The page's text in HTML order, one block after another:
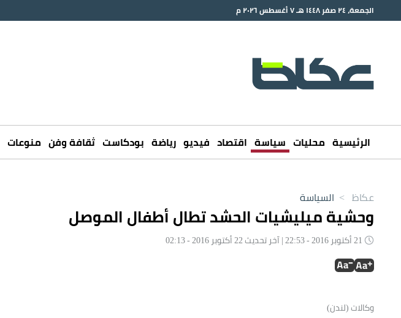
الجمعة، ٢٤ صفر ١٤٤٨ هـ ٧ أغسطس ٢٠٢٦ م
الرئيسية محليات سياسة اقتصاد فيديو رياضة بودكاست ثقافة وفن منوعات
عكاظ > السياسة
وحشية ميليشيات الحشد تطال أطفال الموصل
وكالات (لندن)